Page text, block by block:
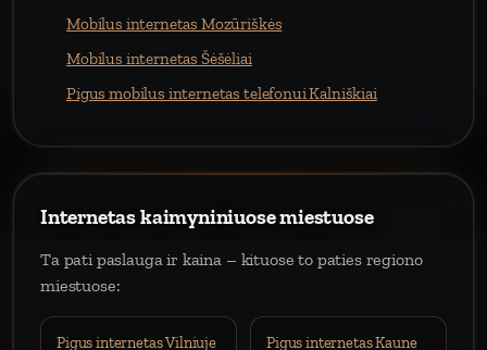
Mobilus internetas Mozūriškės
Mobilus internetas Šėšėliai
Pigus mobilus internetas telefonui Kalniškiai
Internetas kaimyniniuose miestuose
Ta pati paslauga ir kaina – kituose to paties regiono
miestuose:
Pigus internetas Vilniuje Pigus internetas Kaune